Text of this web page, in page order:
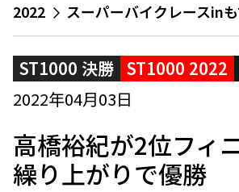
2022
スーパーバイクレースin
ST1000 決勝 ST1000 2022
2022年04月03日
高橋裕紀が2位フィ
繰り上がりで優勝